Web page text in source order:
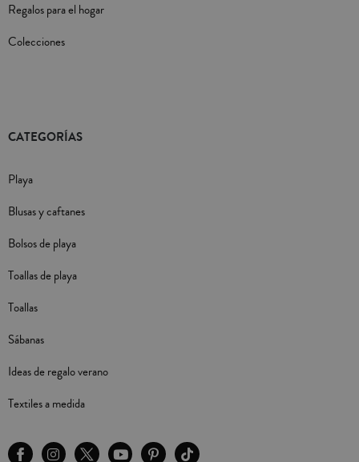
Regalos para el hogar
Colecciones
CATEGORÍAS
Playa
Blusas y caftanes
Bolsos de playa
Toallas de playa
Toallas
Sábanas
Ideas de regalo verano
Textiles a medida